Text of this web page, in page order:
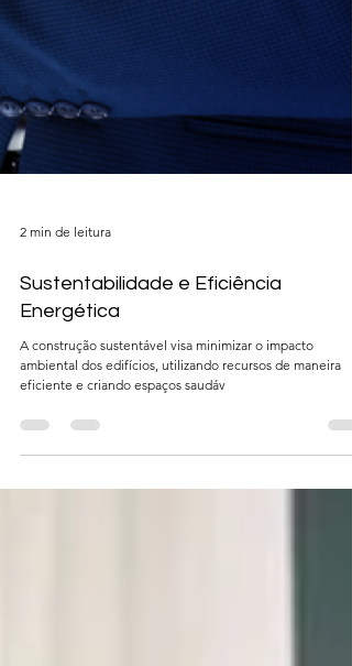
2 min de leitura
Sustentabilidade e Eficiência
Energética
ambiental dos edifícios, utilizando recursos de maneira